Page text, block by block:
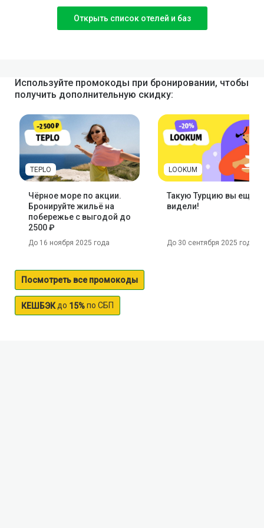
Открыть список отелей и баз
Используйте промокоды при бронировании, чтобы
получить дополнительную скидку:
TEPLO
Чёрное море по акции.
Бронируйте жильё на
побережье с выгодой до
2500 ₽
До 16 ноября 2025 года
LOOKUM
Такую Турцию вы ещё
видели!
До 30 сентября 2025 года
Посмотреть все промокоды
КЕШБЭКдо 15%по СБП